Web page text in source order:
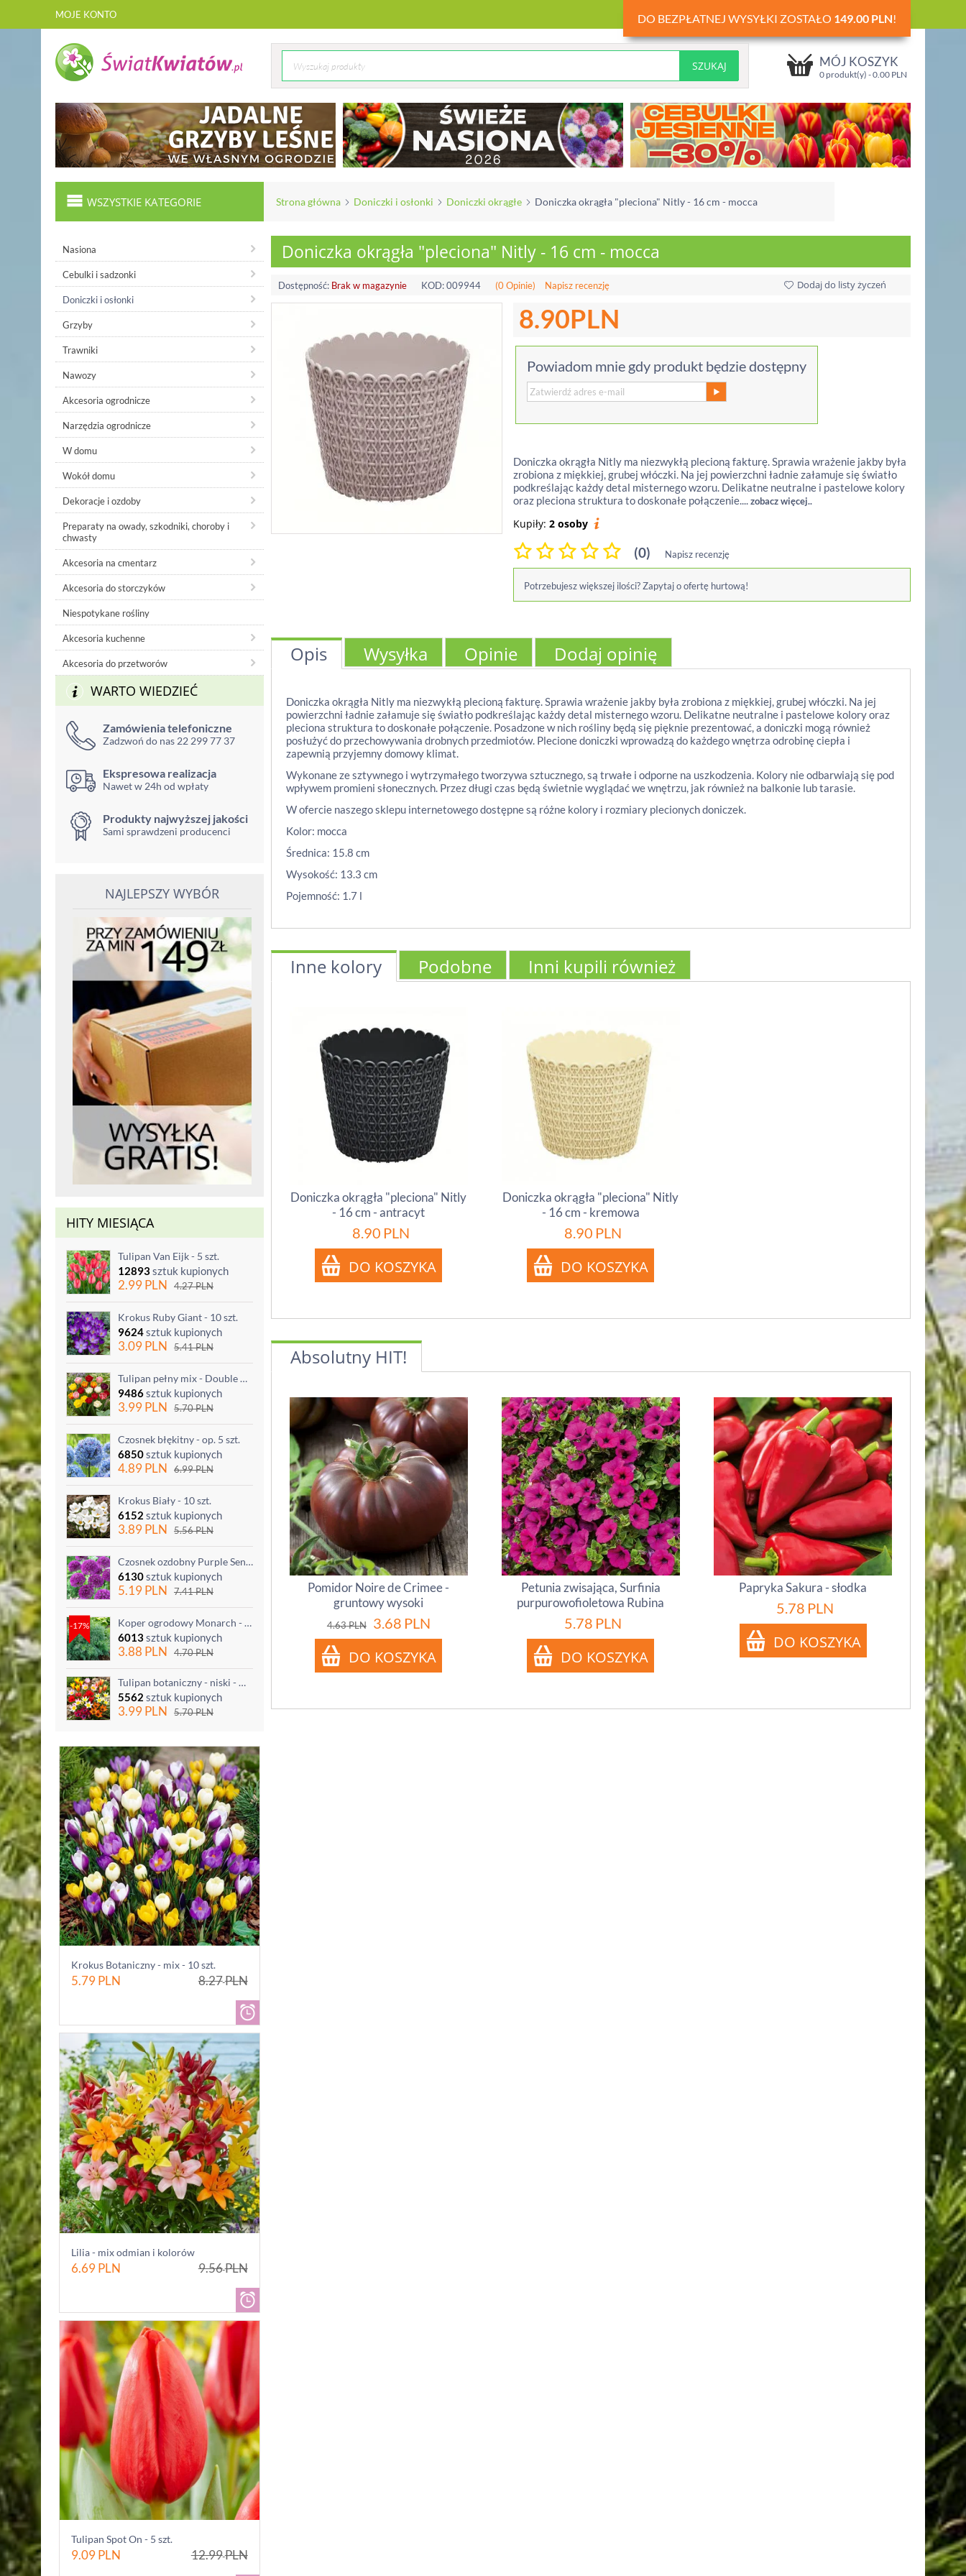
MOJE KONTO DO BEZPŁATNEJ WYSYŁKI ZOSTAŁO 149.00 PLN!
MÓJ KOSZYK
0 produkt(y) -0.00 PLN
WSZYSTKIE KATEGORIE Strona główna Doniczki i osłonki Doniczki okrągłe Doniczka okrągła "pleciona" Nitly - 16 cm - mocca
Nasiona
Cebulki i sadzonki
Doniczki i osłonki
Grzyby
Trawniki
Nawozy
Akcesoria ogrodnicze
Narzędzia ogrodnicze
W domu
Wokół domu
Dekoracje i ozdoby
Preparaty na owady, szkodniki, choroby i
chwasty
Akcesoria na cmentarz
Akcesoria do storczyków
Niespotykane rośliny
Akcesoria kuchenne
Akcesoria do przetworów
WARTO WIEDZIEĆ
Zamówienia telefoniczne
Zadzwoń do nas 22 299 77 37
Ekspresowa realizacja
Nawet w 24h od wpłaty
Produkty najwyższej jakości
Sami sprawdzeni producenci
NAJLEPSZY WYBÓR
HITY MIESIĄCA
Tulipan Van Eijk - 5 szt.
12893sztuk kupionych
2.99PLN 4.27PLN
Krokus Ruby Giant - 10 szt.
9624sztuk kupionych
3.09PLN 5.41PLN
Tulipan pełny mix - Double mix - 5 szt.
9486sztuk kupionych
3.99PLN 5.70PLN
Czosnek błękitny - op. 5 szt.
6850sztuk kupionych
4.89PLN 6.99PLN
Krokus Biały - 10 szt.
6152 sztuk kupionych
3.89PLN 5.56PLN
Czosnek ozdobny Purple Sensation - op. 3 szt.
6130sztuk kupionych
5.19PLN 7.41PLN
-17% Koper ogrodowy Monarch - po ścięciu odrasta
6013sztuk kupionych
3.88 PLN 4.70PLN
Tulipan botaniczny - niski - mix kolorów - 5 szt.
5562 sztuk kupionych
3.99PLN 5.70PLN
Krokus Botaniczny - mix - 10 szt.
5.79PLN 8.27PLN
Lilia - mix odmian i kolorów
6.69PLN 9.56PLN
Tulipan Spot On - 5 szt.
9.09PLN 12.99PLN
Doniczka okrągła "pleciona" Nitly - 16 cm - mocca
Dostępność: Brak w magazynie KOD:009944 (0 Opinie) Napisz recenzję Dodaj do listy życzeń
8.90PLN
Powiadom mnie gdy produkt będzie dostępny
Doniczka okrągła Nitly ma niezwykłą plecioną fakturę. Sprawia wrażenie jakby była
zrobiona z miękkiej, grubej włóczki. Na jej powierzchni ładnie załamuje się światło
podkreślając każdy detal misternego wzoru. Delikatne neutralne i pastelowe kolory
oraz pleciona struktura to doskonałe połączenie....zobacz więcej..
Kupiły: 2 osoby
(0) Napisz recenzję
Potrzebujesz większej ilości? Zapytaj o ofertę hurtową!
Opis Wysyłka Opinie Dodaj opinię
Doniczka okrągła Nitly ma niezwykłą plecioną fakturę. Sprawia wrażenie jakby była zrobiona z miękkiej, grubej włóczki. Na jej
powierzchni ładnie załamuje się światło podkreślając każdy detal misternego wzoru. Delikatne neutralne i pastelowe kolory oraz
pleciona struktura to doskonałe połączenie. Posadzone w nich rośliny będą się pięknie prezentować, a doniczki mogą również
posłużyć do przechowywania drobnych przedmiotów. Plecione doniczki wprowadzą do każdego wnętrza odrobinę ciepła i
zapewnią przyjemny domowy klimat.
Wykonane ze sztywnego i wytrzymałego tworzywa sztucznego, są trwałe i odporne na uszkodzenia. Kolory nie odbarwiają się pod
wpływem promieni słonecznych. Przez długi czas będą świetnie wyglądać we wnętrzu, jak również na balkonie lub tarasie.
W ofercie naszego sklepu internetowego dostępne są różne kolory i rozmiary plecionych doniczek.
Kolor: mocca
Średnica: 15.8 cm
Wysokość: 13.3 cm
Pojemność: 1.7 l
Inne kolory Podobne Inni kupili również
Doniczka okrągła "pleciona" Nitly
- 16 cm - antracyt
8.90 PLN
Doniczka okrągła "pleciona" Nitly
- 16 cm - kremowa
8.90 PLN
Absolutny HIT!
Pomidor Noire de Crimee -
gruntowy wysoki
4.63PLN 3.68 PLN
Petunia zwisająca, Surfinia
purpurowofioletowa Rubina
5.78 PLN
Papryka Sakura - słodka
5.78 PLN